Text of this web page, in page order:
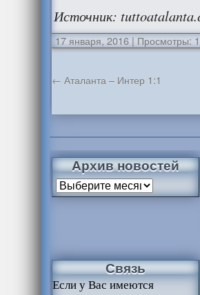
Источник:
17 января, 2016 | Просмотры:
← Аталанта – Интер 1:1
Архив новостей
Связь
Если у Вас имеются